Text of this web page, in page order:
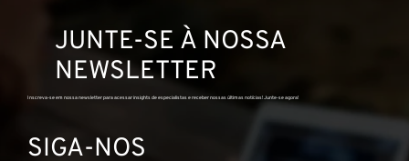
JUNTE-SE À NOSSA
NEWSLETTER
Inscreva-se em nossa newsletter para acessar insights de especialistas e receber nossas últimas notícias! Junte-se agora!
SIGA-NOS